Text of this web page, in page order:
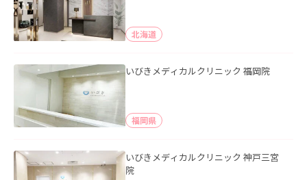
北海道
いびきメディカルクリニック 福岡院
福岡県
いびきメディカルクリニック 神戸三宮
院